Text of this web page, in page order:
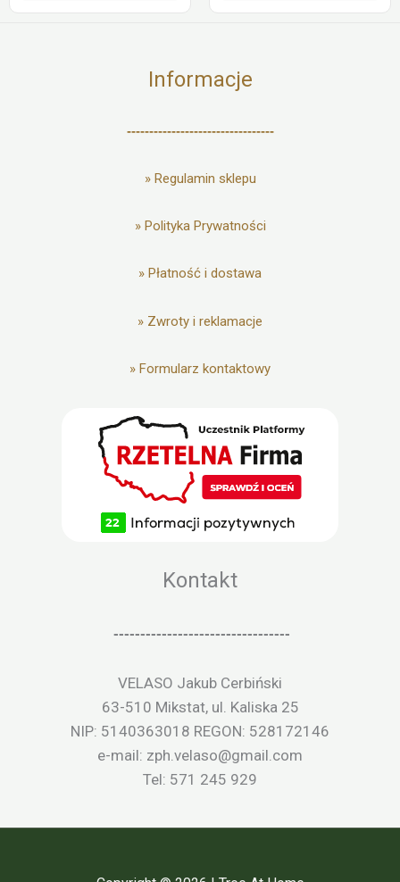
Informacje
---------------------------------
» Regulamin sklepu
» Polityka Prywatności
» Płatność i dostawa
» Zwroty i reklamacje
» Formularz kontaktowy
Kontakt
---------------------------------
VELASO Jakub Cerbiński
63-510 Mikstat, ul. Kaliska 25
NIP: 5140363018 REGON: 528172146
e-mail: zph.velaso@gmail.com
Tel: 571 245 929